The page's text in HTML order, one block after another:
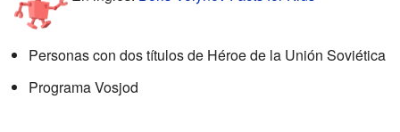
Personas con dos títulos de Héroe de la Unión Soviética
Programa Vosjod